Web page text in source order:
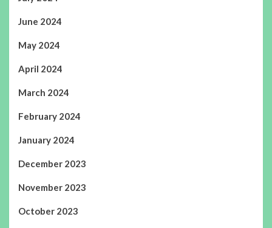
June 2024
May 2024
April 2024
March 2024
February 2024
January 2024
December 2023
November 2023
October 2023